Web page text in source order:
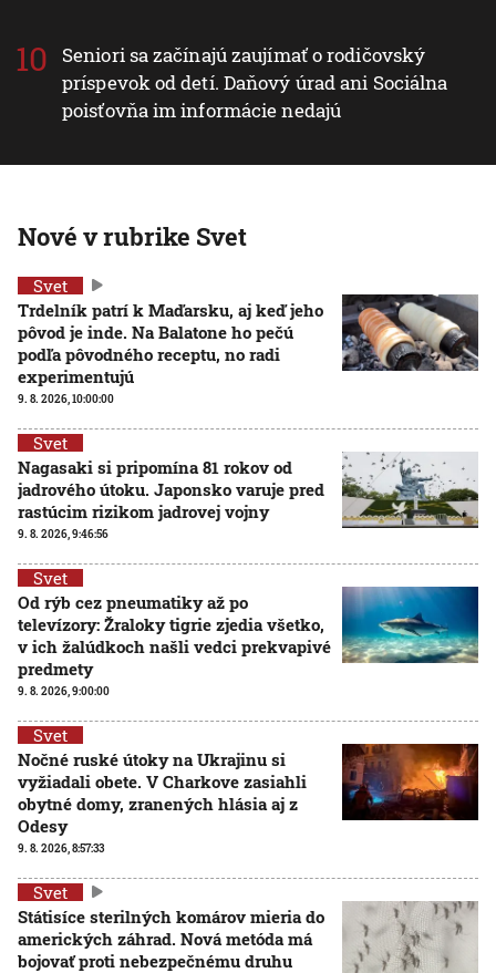
Seniori sa začínajú zaujímať o rodičovský
príspevok od detí. Daňový úrad ani Sociálna
poisťovňa im informácie nedajú
Nové v rubrike Svet
Svet
Trdelník patrí k Maďarsku, aj keď jeho
pôvod je inde. Na Balatone ho pečú
podľa pôvodného receptu, no radi
experimentujú
9. 8. 2026, 10:00:00
Svet
Nagasaki si pripomína 81 rokov od
jadrového útoku. Japonsko varuje pred
rastúcim rizikom jadrovej vojny
9. 8. 2026, 9:46:56
Svet
Od rýb cez pneumatiky až po
televízory: Žraloky tigrie zjedia všetko,
v ich žalúdkoch našli vedci prekvapivé
predmety
9. 8. 2026, 9:00:00
Svet
Nočné ruské útoky na Ukrajinu si
vyžiadali obete. V Charkove zasiahli
obytné domy, zranených hlásia aj z
Odesy
9. 8. 2026, 8:57:33
Svet
Státisíce sterilných komárov mieria do
amerických záhrad. Nová metóda má
bojovať proti nebezpečnému druhu